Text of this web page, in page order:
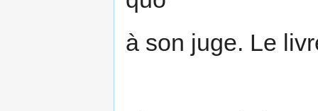
à son juge. Le